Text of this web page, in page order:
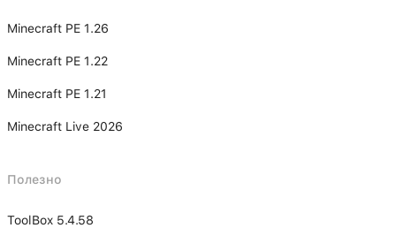
Minecraft PE 1.26
Minecraft PE 1.22
Minecraft PE 1.21
Minecraft Live 2026
Полезно
ToolBox 5.4.58